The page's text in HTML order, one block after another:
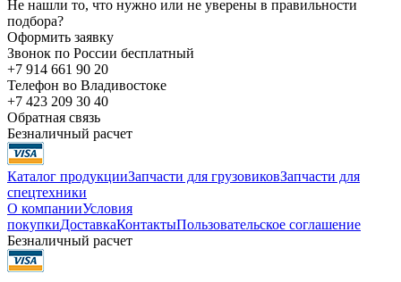
Не нашли то, что нужно или не уверены в правильности
подбора?
Оформить заявку
Звонок по России бесплатный
+7 914 661 90 20
Телефон во Владивостоке
+7 423 209 30 40
Обратная связь
Безналичный расчет
Каталог продукцииЗапчасти для грузовиковЗапчасти для
спецтехники
О компанииУсловия
покупкиДоставкаКонтактыПользовательское соглашение
Безналичный расчет